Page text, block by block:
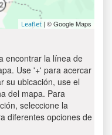
Leaflet | © Google Maps
encontrar la línea de
Use '+' para acercar
su ubicación, use el
del mapa. Para
seleccione la
diferentes opciones de